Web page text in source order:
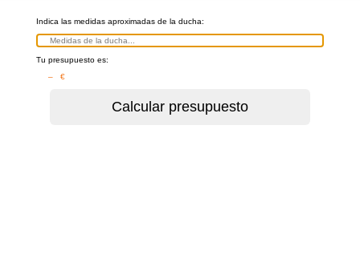
Indica las medidas aproximadas de la ducha:
Tu presupuesto es:
– €